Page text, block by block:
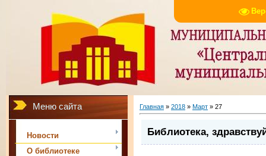
Меню сайта
Новости
О библиотеке
Главная » 2018 » Март » 27
Библиотека,